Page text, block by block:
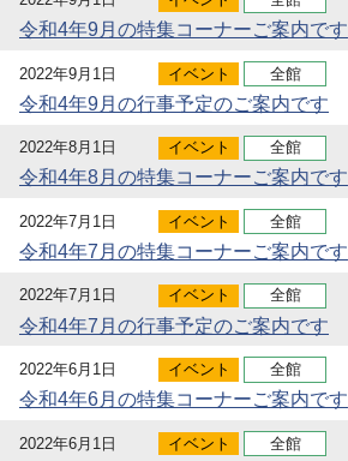
令和4年9月の特集コーナーご案内です
2022年9月1日 イベント 全館
令和4年9月の行事予定のご案内です
2022年8月1日 イベント 全館
令和4年8月の特集コーナーご案内です
2022年7月1日 イベント 全館
令和4年7月の特集コーナーご案内です
2022年7月1日 イベント 全館
令和4年7月の行事予定のご案内です
2022年6月1日 イベント 全館
令和4年6月の特集コーナーご案内です
2022年6月1日 イベント 全館